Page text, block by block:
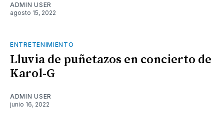
ADMIN USER
agosto 15, 2022
ENTRETENIMIENTO
Lluvia de puñetazos en concierto de
Karol-G
ADMIN USER
junio 16, 2022